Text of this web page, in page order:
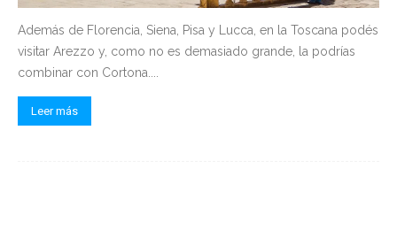
Además de Florencia, Siena, Pisa y Lucca, en la Toscana podés
visitar Arezzo y, como no es demasiado grande, la podrías
combinar con Cortona....
Leer más